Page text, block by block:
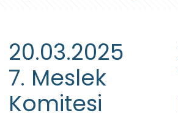
20.03.2025
7. Meslek
Komitesi